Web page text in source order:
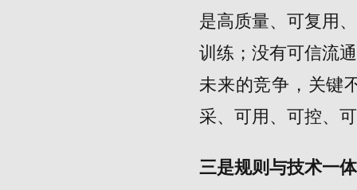
是高质量、可复用
训练；没有可信流
未来的竞争，关键
采、可用、可控、
三是规则与技术一